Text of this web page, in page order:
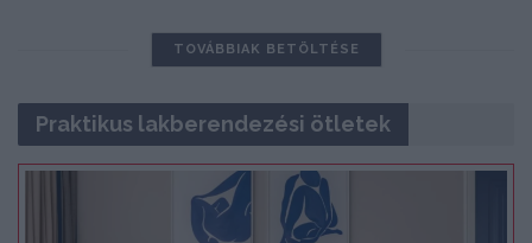
TOVÁBBIAK BETÖLTÉSE
Praktikus lakberendezési ötletek